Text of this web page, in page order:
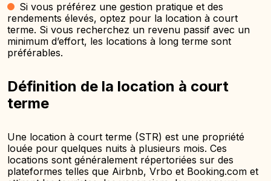
Si vous préférez une gestion pratique et des
rendements élevés, optez pour la location à court
terme. Si vous recherchez un revenu passif avec un
minimum d’effort, les locations à long terme sont
préférables.
Définition de la location à court
terme
Une location à court terme (STR) est une propriété
louée pour quelques nuits à plusieurs mois. Ces
locations sont généralement répertoriées sur des
plateformes telles que Airbnb, Vrbo et Booking.com et